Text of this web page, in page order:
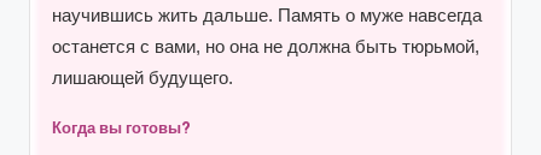
научившись жить дальше. Память о муже навсегда
останется с вами, но она не должна быть тюрьмой,
лишающей будущего.
Когда вы готовы?